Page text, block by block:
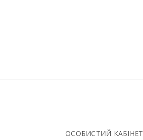
ОСОБИСТИЙ КАБІНЕТ